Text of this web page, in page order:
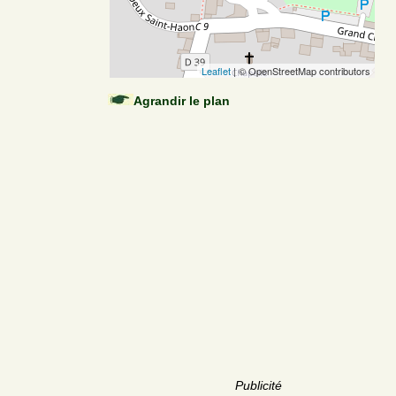
Leaflet| © OpenStreetMap contributors
Agrandir le plan
Publicité